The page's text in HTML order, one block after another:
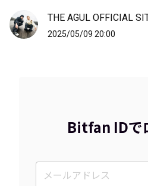
THE AGUL OFFICIAL
2025/05/09 20:00
Bitfan IDで